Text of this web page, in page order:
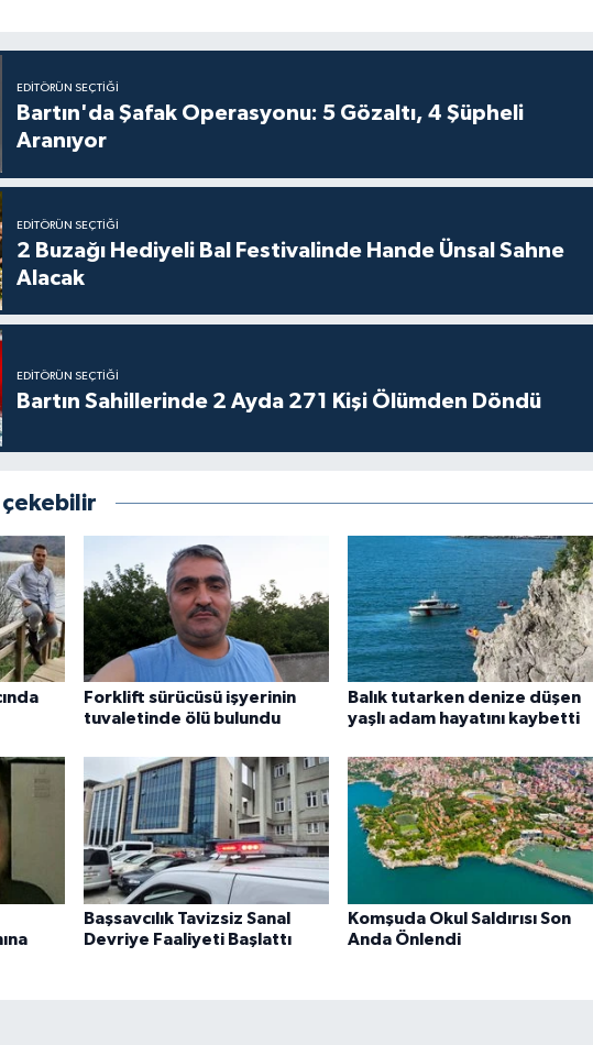
EDITÖRÜN SEÇTIĞI
Bartın'da Şafak Operasyonu: 5 Gözaltı, 4 Şüpheli
Aranıyor
EDITÖRÜN SEÇTIĞI
2 Buzağı Hediyeli Bal Festivalinde Hande Ünsal Sahne
Alacak
EDITÖRÜN SEÇTIĞI
Bartın Sahillerinde 2 Ayda 271 Kişi Ölümden Döndü
çekebilir
Forklift sürücüsü işyerinin
tuvaletinde ölü bulundu
Balık tutarken denize düşen
yaşlı adam hayatını kaybetti
Başsavcılık Tavizsiz Sanal
Devriye Faaliyeti Başlattı
Komşuda Okul Saldırısı Son
Anda Önlendi